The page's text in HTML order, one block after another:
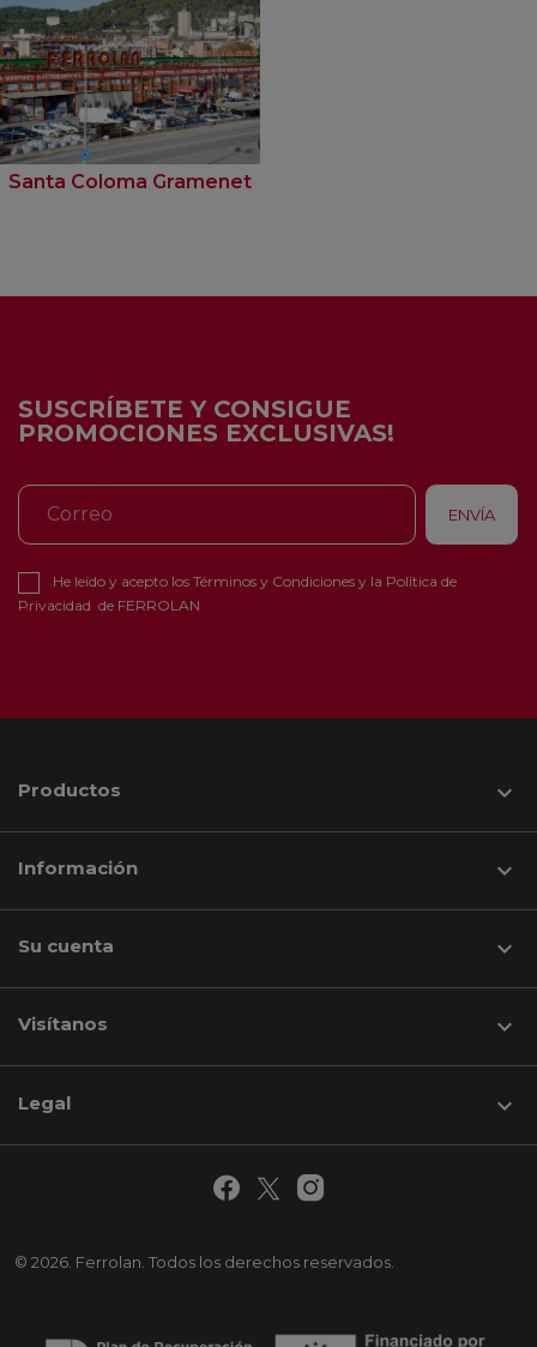
Santa Coloma Gramenet
SUSCRÍBETE Y CONSIGUE
PROMOCIONES EXCLUSIVAS!
He leído y acepto los Términos y Condiciones y la Política de
Privacidad de FERROLAN
Productos 
Información 
Su cuenta 
Visítanos keyboard_arrow_down
© 2026. Ferrolan. Todos los derechos reservados.
Legal 